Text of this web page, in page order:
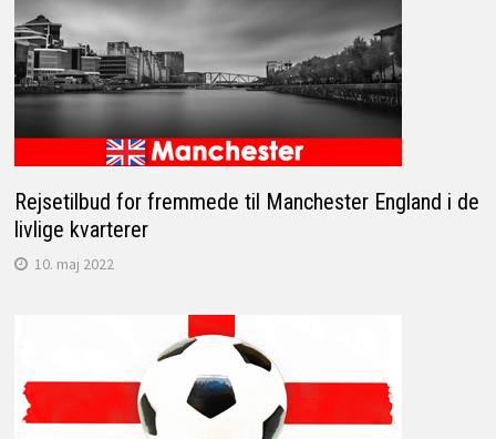
Rejsetilbud for fremmede til Manchester England i de
livlige kvarterer
10. maj 2022